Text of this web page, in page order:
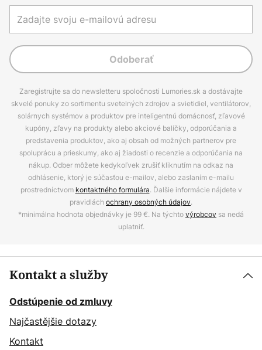
Odoberať
Zaregistrujte sa do newsletteru spoločnosti Lumories.sk a dostávajte
skvelé ponuky zo sortimentu svetelných zdrojov a svietidiel, ventilátorov,
solárnych systémov a produktov pre inteligentnú domácnosť, zľavové
kupóny, zľavy na produkty alebo akciové balíčky, odporúčania a
predstavenia produktov, ako aj obsah od možných partnerov pre
spoluprácu a prieskumy, ako aj žiadosti o recenzie a odporúčania na
nákup. Odber môžete kedykoľvek zrušiť kliknutím na odkaz na
odhlásenie, ktorý je súčasťou e-mailov, alebo zaslaním e-mailu
prostredníctvom kontaktného formulára. Ďalšie informácie nájdete v
pravidlách ochrany osobných údajov.
*minimálna hodnota objednávky je 99 €. Na týchtovýrobcov sa nedá
uplatniť.
Kontakt a služby
Odstúpenie od zmluvy
Najčastějšie dotazy
Kontakt